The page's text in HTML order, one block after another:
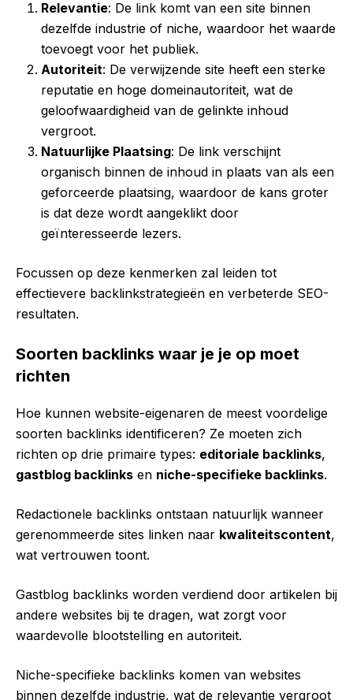
Relevantie: De link komt van een site binnen
dezelfde industrie of niche, waardoor het waarde
toevoegt voor het publiek.
Autoriteit: De verwijzende site heeft een sterke
reputatie en hoge domeinautoriteit, wat de
geloofwaardigheid van de gelinkte inhoud
vergroot.
Natuurlijke Plaatsing: De link verschijnt
organisch binnen de inhoud in plaats van als een
geforceerde plaatsing, waardoor de kans groter
is dat deze wordt aangeklikt door
geïnteresseerde lezers.
Focussen op deze kenmerken zal leiden tot
effectievere backlinkstrategieën en verbeterde SEO-
resultaten.
Soorten backlinks waar je je op moet
richten
Hoe kunnen website-eigenaren de meest voordelige
soorten backlinks identificeren? Ze moeten zich
richten op drie primaire types: editoriale backlinks,
gastblog backlinks en niche-specifieke backlinks.
Redactionele backlinks ontstaan natuurlijk wanneer
gerenommeerde sites linken naar kwaliteitscontent,
wat vertrouwen toont.
Gastblog backlinks worden verdiend door artikelen bij
andere websites bij te dragen, wat zorgt voor
waardevolle blootstelling en autoriteit.
Niche-specifieke backlinks komen van websites
binnen dezelfde industrie, wat de relevantie vergroot